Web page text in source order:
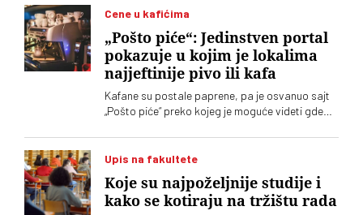
Cene u kafićima
„Pošto piće“: Jedinstven portal
pokazuje u kojim je lokalima
najjeftinije pivo ili kafa
Kafane su postale paprene, pa je osvanuo sajt
„Pošto piće“ preko kojeg je moguće videti gde
Upis na fakultete
Koje su najpoželjnije studije i
kako se kotiraju na tržištu rada